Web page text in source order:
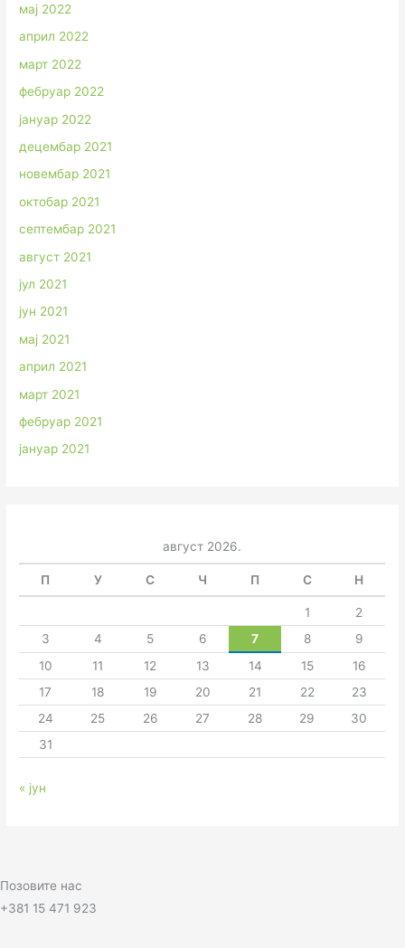
мај 2022
април 2022
март 2022
фебруар 2022
јануар 2022
децембар 2021
новембар 2021
октобар 2021
септембар 2021
август 2021
јул 2021
јун 2021
мај 2021
април 2021
март 2021
фебруар 2021
јануар 2021
август 2026.
П У С Ч П С Н
1
2
3
4 5 6 7 8
9
10
11 12 13 14 15
16
17
18 19 20 21 22
23
24
25 26 27 28 29
30
31
« јун
Позовите нас
+381 15 471 923